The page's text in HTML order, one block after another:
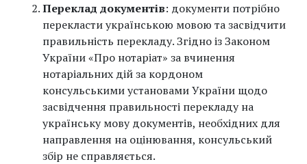
Переклад документів: документи потрібно
перекласти українською мовою та засвідчити
правильність перекладу. Згідно із Законом
України «Про нотаріат» за вчинення
нотаріальних дій за кордоном
консульськими установами України щодо
засвідчення правильності перекладу на
українську мову документів, необхідних для
направлення на оцінювання, консульський
збір не справляється.